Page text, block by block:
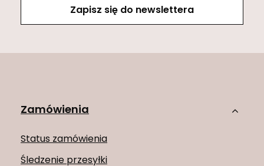
Zapisz się do newslettera
Zamówienia
Status zamówienia
Śledzenie przesyłki